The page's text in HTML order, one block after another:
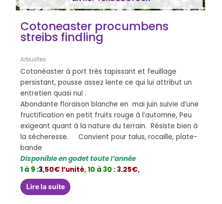
Cotoneaster procumbens
streibs findling
Arbustes
Cotonéaster à port très tapissant et feuillage
persistant, pousse assez lente ce qui lui attribut un
entretien quasi nul .
Abondante floraison blanche en mai juin suivie d’une
fructification en petit fruits rouge à l’automne, Peu
exigeant quant à la nature du terrain. Résiste bien à
la sècheresse. Convient pour talus, rocaille, plate-
bande
Disponible en godet toute l’année
1 à 9 :3,50€ l’unité,10 à 30 :3.25€,
Lire la suite